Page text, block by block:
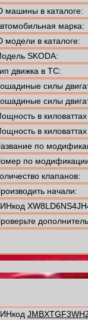
машины в каталоге:
марка:
модели в каталоге:
SKODA:
движка в ТС:
силы
силы
в
в
по
по
клапанов:
начали: